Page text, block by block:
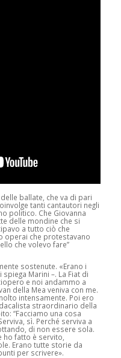
ballate, che va di pari
tanti cantautori negli
politico. Che Giovanna
delle mondine che si
a tutto ciò che
operai che protestavano
che volevo fare”
sostenute. «Erano i
Marini –. La Fiat di
e noi andammo a
della Mea veniva con me.
intensamente. Poi ero
straordinario della
“Facciamo una cosa
sì. Perché serviva a
di non essere sola.
ho fatto è servito,
Erano tutte storie da
per scrivere».